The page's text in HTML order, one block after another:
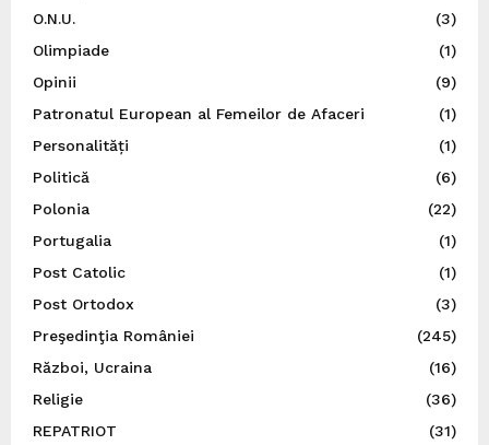
O.N.U.
(3)
Olimpiade
(1)
Opinii
(9)
Patronatul European al Femeilor de Afaceri
(1)
Personalități
(1)
Politică
(6)
Polonia
(22)
Portugalia
(1)
Post Catolic
(1)
Post Ortodox
(3)
Preşedinţia României
(245)
Război, Ucraina
(16)
Religie
(36)
REPATRIOT
(31)